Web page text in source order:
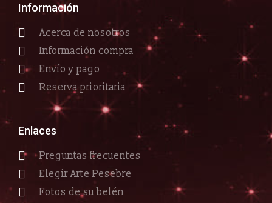
Información
Acerca de nosotros
Información compra
Envío y pago
Reserva prioritaria
Enlaces
Preguntas frecuentes
Elegir Arte Pesebre
Fotos de su belén